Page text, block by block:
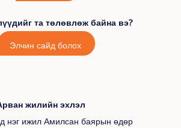
та төлөвлөж байна вэ?
Элчин сайд болох
жилийн эхлэл
нэг ижил Амилсан баярын өдөр